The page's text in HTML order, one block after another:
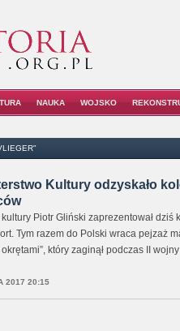
NAUKA WOJSKO
Kultury odzyskało
kultury Piotr Gliński zaprezentował
Tym razem do Polski wraca pejzaż
który zaginął podczas II
2017 20:15